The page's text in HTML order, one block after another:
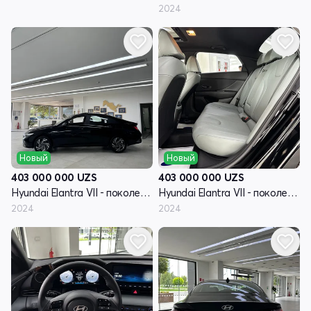
2024
Новый
403 000 000 UZS
Hyundai Elantra VII - поколение рестайлинг (CN7)
2024
Новый
403 000 000 UZS
Hyundai Elantra VII - поколение рестайлинг (CN7)
2024